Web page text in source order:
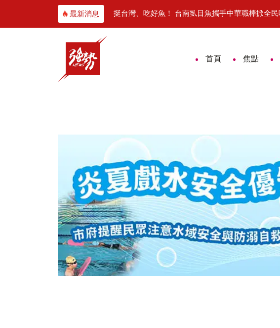
最新消息
挺台灣、吃好魚！ 台南虱目魚攜手中華職棒掀全民吃魚潮
首頁 焦點